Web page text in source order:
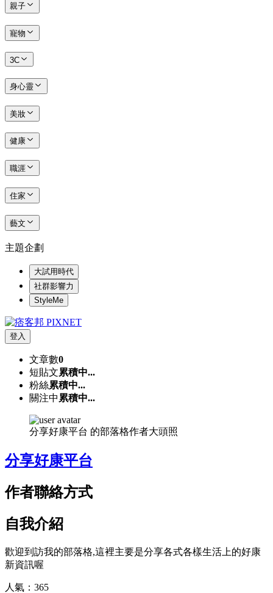
親子
寵物
3C
身心靈
美妝
健康
職涯
住家
藝文
主題企劃
大試用時代
社群影響力
StyleMe
登入
文章數0
短貼文累積中...
粉絲累積中...
關注中 累積中...
分享好康平台 的部落格作者大頭照
分享好康平台
作者聯絡方式
自我介紹
歡迎到訪我的部落格,這裡主要是分享各式各樣生活上的好康
新資訊喔
人氣： 365